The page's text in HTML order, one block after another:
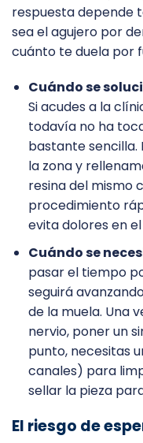
respuesta depende
sea el agujero por
cuánto te duela por
Cuándo se
Si acudes a la
todavía no ha
bastante sencilla.
la zona y
resina del mismo
procedimiento
evita dolores en
Cuándo se
pasar el tiempo
seguirá
de la muela. Una
nervio, poner un
punto, necesitas
canales) para
sellar la pieza
El riesgo de